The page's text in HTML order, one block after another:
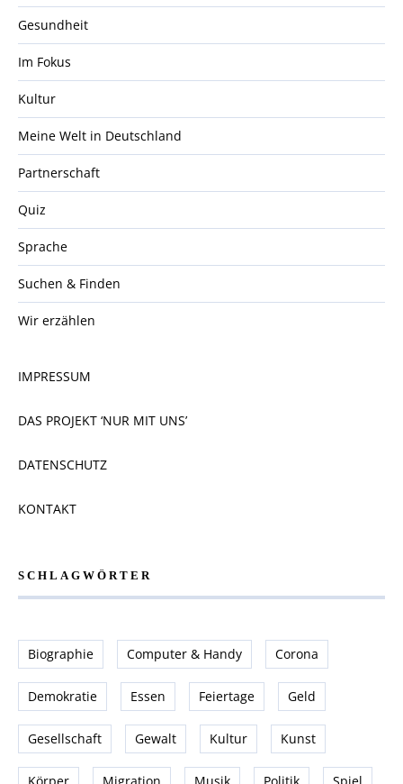
Gesundheit
Im Fokus
Kultur
Meine Welt in Deutschland
Partnerschaft
Quiz
Sprache
Suchen & Finden
Wir erzählen
IMPRESSUM
DAS PROJEKT ‘NUR MIT UNS’
DATENSCHUTZ
KONTAKT
SCHLAGWÖRTER
Biographie Computer & Handy Corona
Demokratie Essen Feiertage Geld
Gesellschaft Gewalt Kultur Kunst